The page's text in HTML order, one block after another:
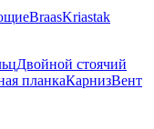
BraasKriastak
Двойной стоячий
планкаКарнизВент